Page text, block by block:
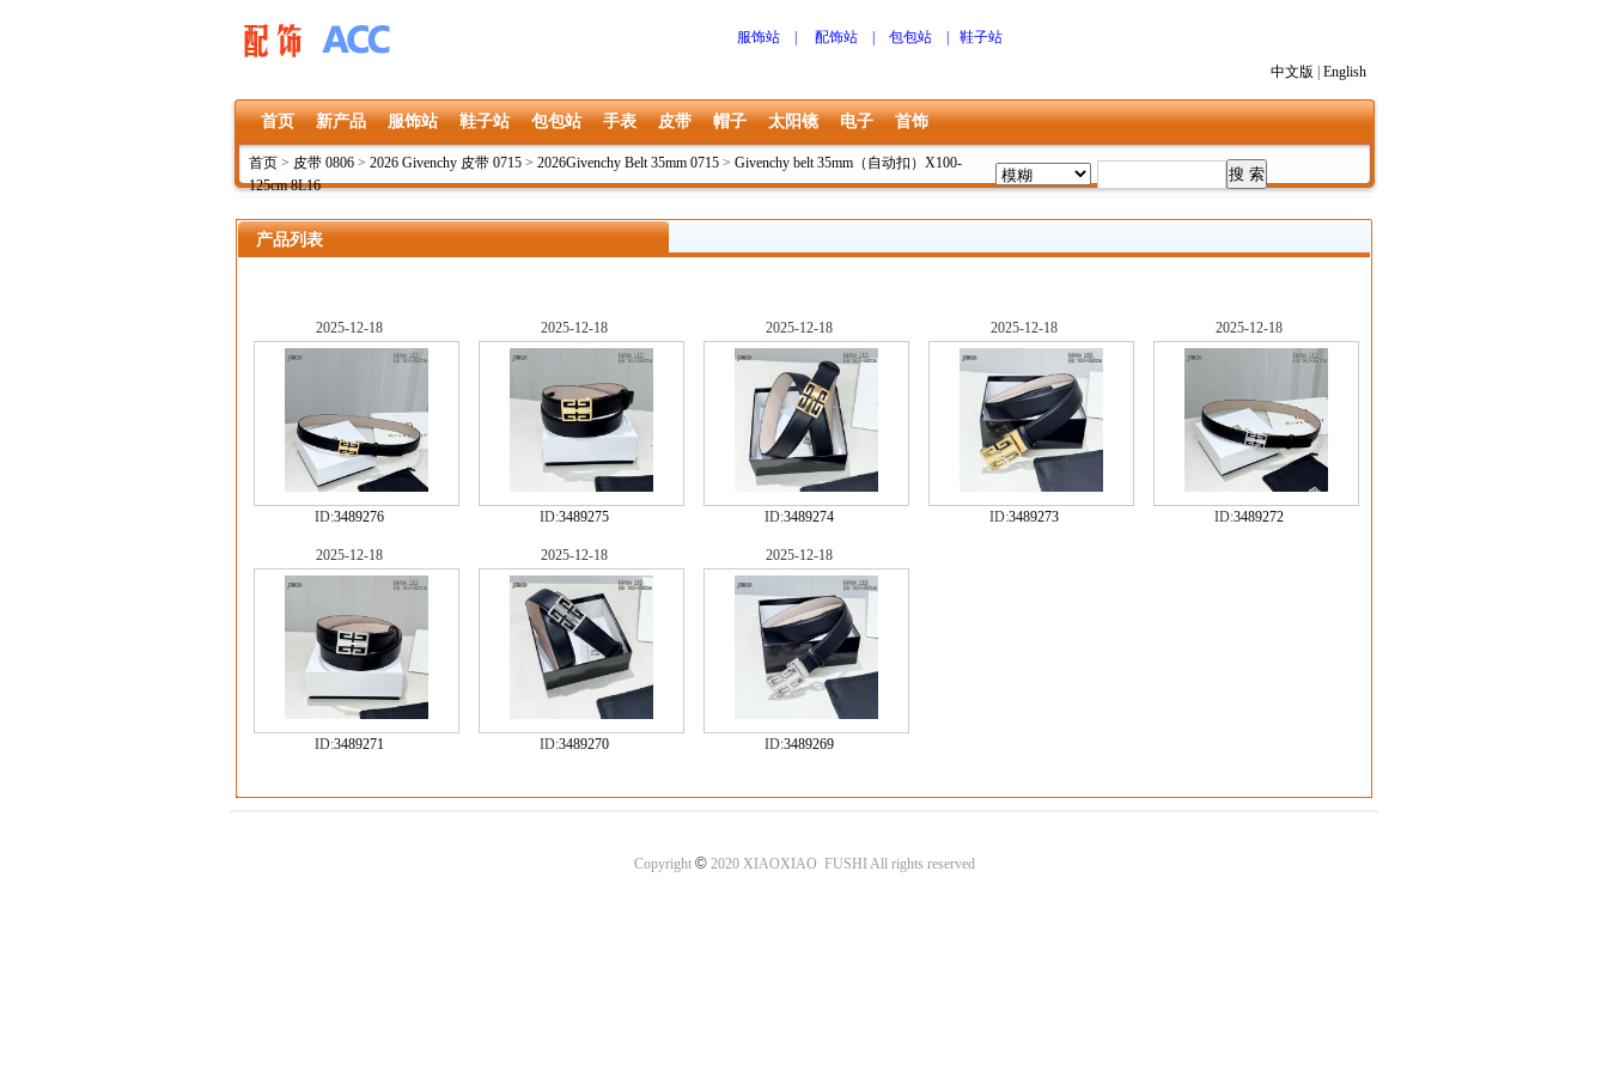
服饰站 配饰站 包包站 鞋子站
中文版 English
首页 新产品 服饰站 鞋子站 包包站 手表 皮带 帽子 太阳镜 电子 首饰
首页 > 皮带 0806 > 2026 Givenchy 皮带 0715 > 2026Givenchy Belt 35mm 0715 > Givenchy belt 35mm（自动扣）X100-
125cm 8L16
产品列表
2025-12-18
ID:3489276
2025-12-18
ID:3489275
2025-12-18
ID:3489274
2025-12-18
ID:3489273
2025-12-18
ID:3489272
2025-12-18
ID:3489271
2025-12-18
ID:3489270
2025-12-18
ID:3489269
Copyright ©2020 XIAOXIAO FUSHI All rights reserved